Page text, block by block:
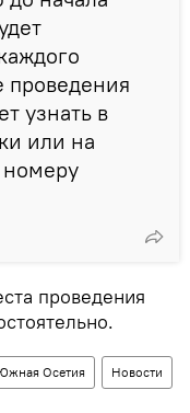
проведения
узнать в
или на
проведения
Осетия Новости